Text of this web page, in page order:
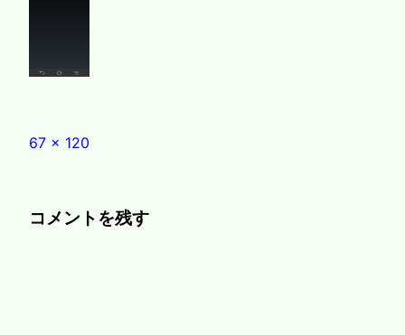
Full
67 × 120
コメントを残す